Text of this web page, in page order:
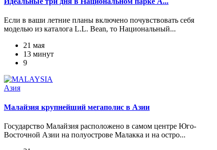
Если в ваши летние планы включено почувствовать себя
моделью из каталога L.L. Bean, то Национальный...
21 мая
13 минут
9
Азия
Малайзия крупнейший мегаполис в Азии
Государство Малайзия расположено в самом центре Юго-
Восточной Азии на полуострове Малакка и на остро...